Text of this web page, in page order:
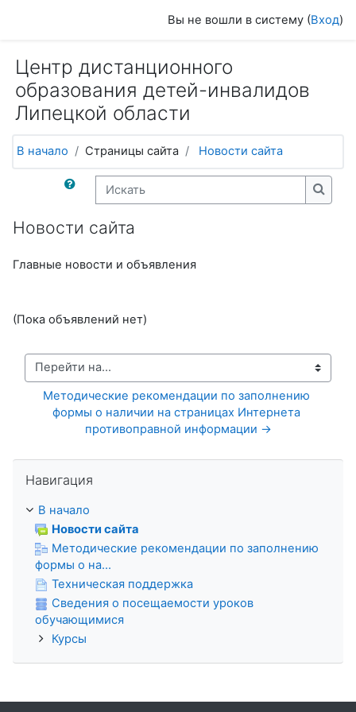
Вы не вошли в систему (Вход)
Центр дистанционного
образования детей-инвалидов
Липецкой области
В начало Страницы сайта Новости сайта
Искать
Новости сайта
Главные новости и объявления
(Пока объявлений нет)
Перейти на...
Методические рекомендации по заполнению
формы о наличии на страницах Интернета
противоправной информации →
Навигация
В начало
Новости сайта
Методические рекомендации по заполнению
формы о на...
Техническая поддержка
Сведения о посещаемости уроков
обучающимися
Курсы